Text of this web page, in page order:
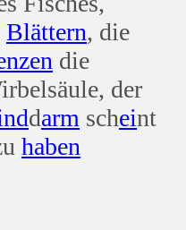
Blättern, die
die
der
darm scheint
haben